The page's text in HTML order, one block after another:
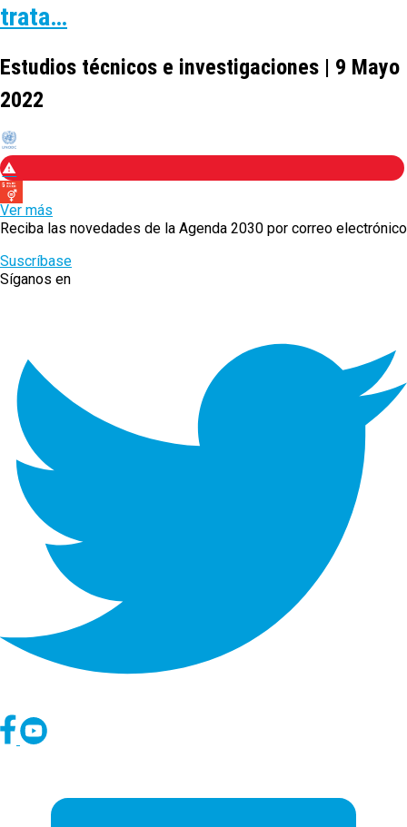
trata…
Estudios técnicos e investigaciones | 9 Mayo
2022
Ver más
Reciba las novedades de la Agenda 2030 por correo electrónico
Suscríbase
Síganos en